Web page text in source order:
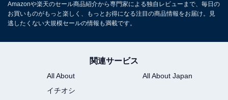
Amazonや楽天のセール商品紹介から専門家による独自レビューまで、毎日の
お買いものがもっと楽しく、もっとお得になる注目の商品情報をお届け。見
逃したくない大規模セールの情報も満載です。
関連サービス
All About
All About Japan
イチオシ